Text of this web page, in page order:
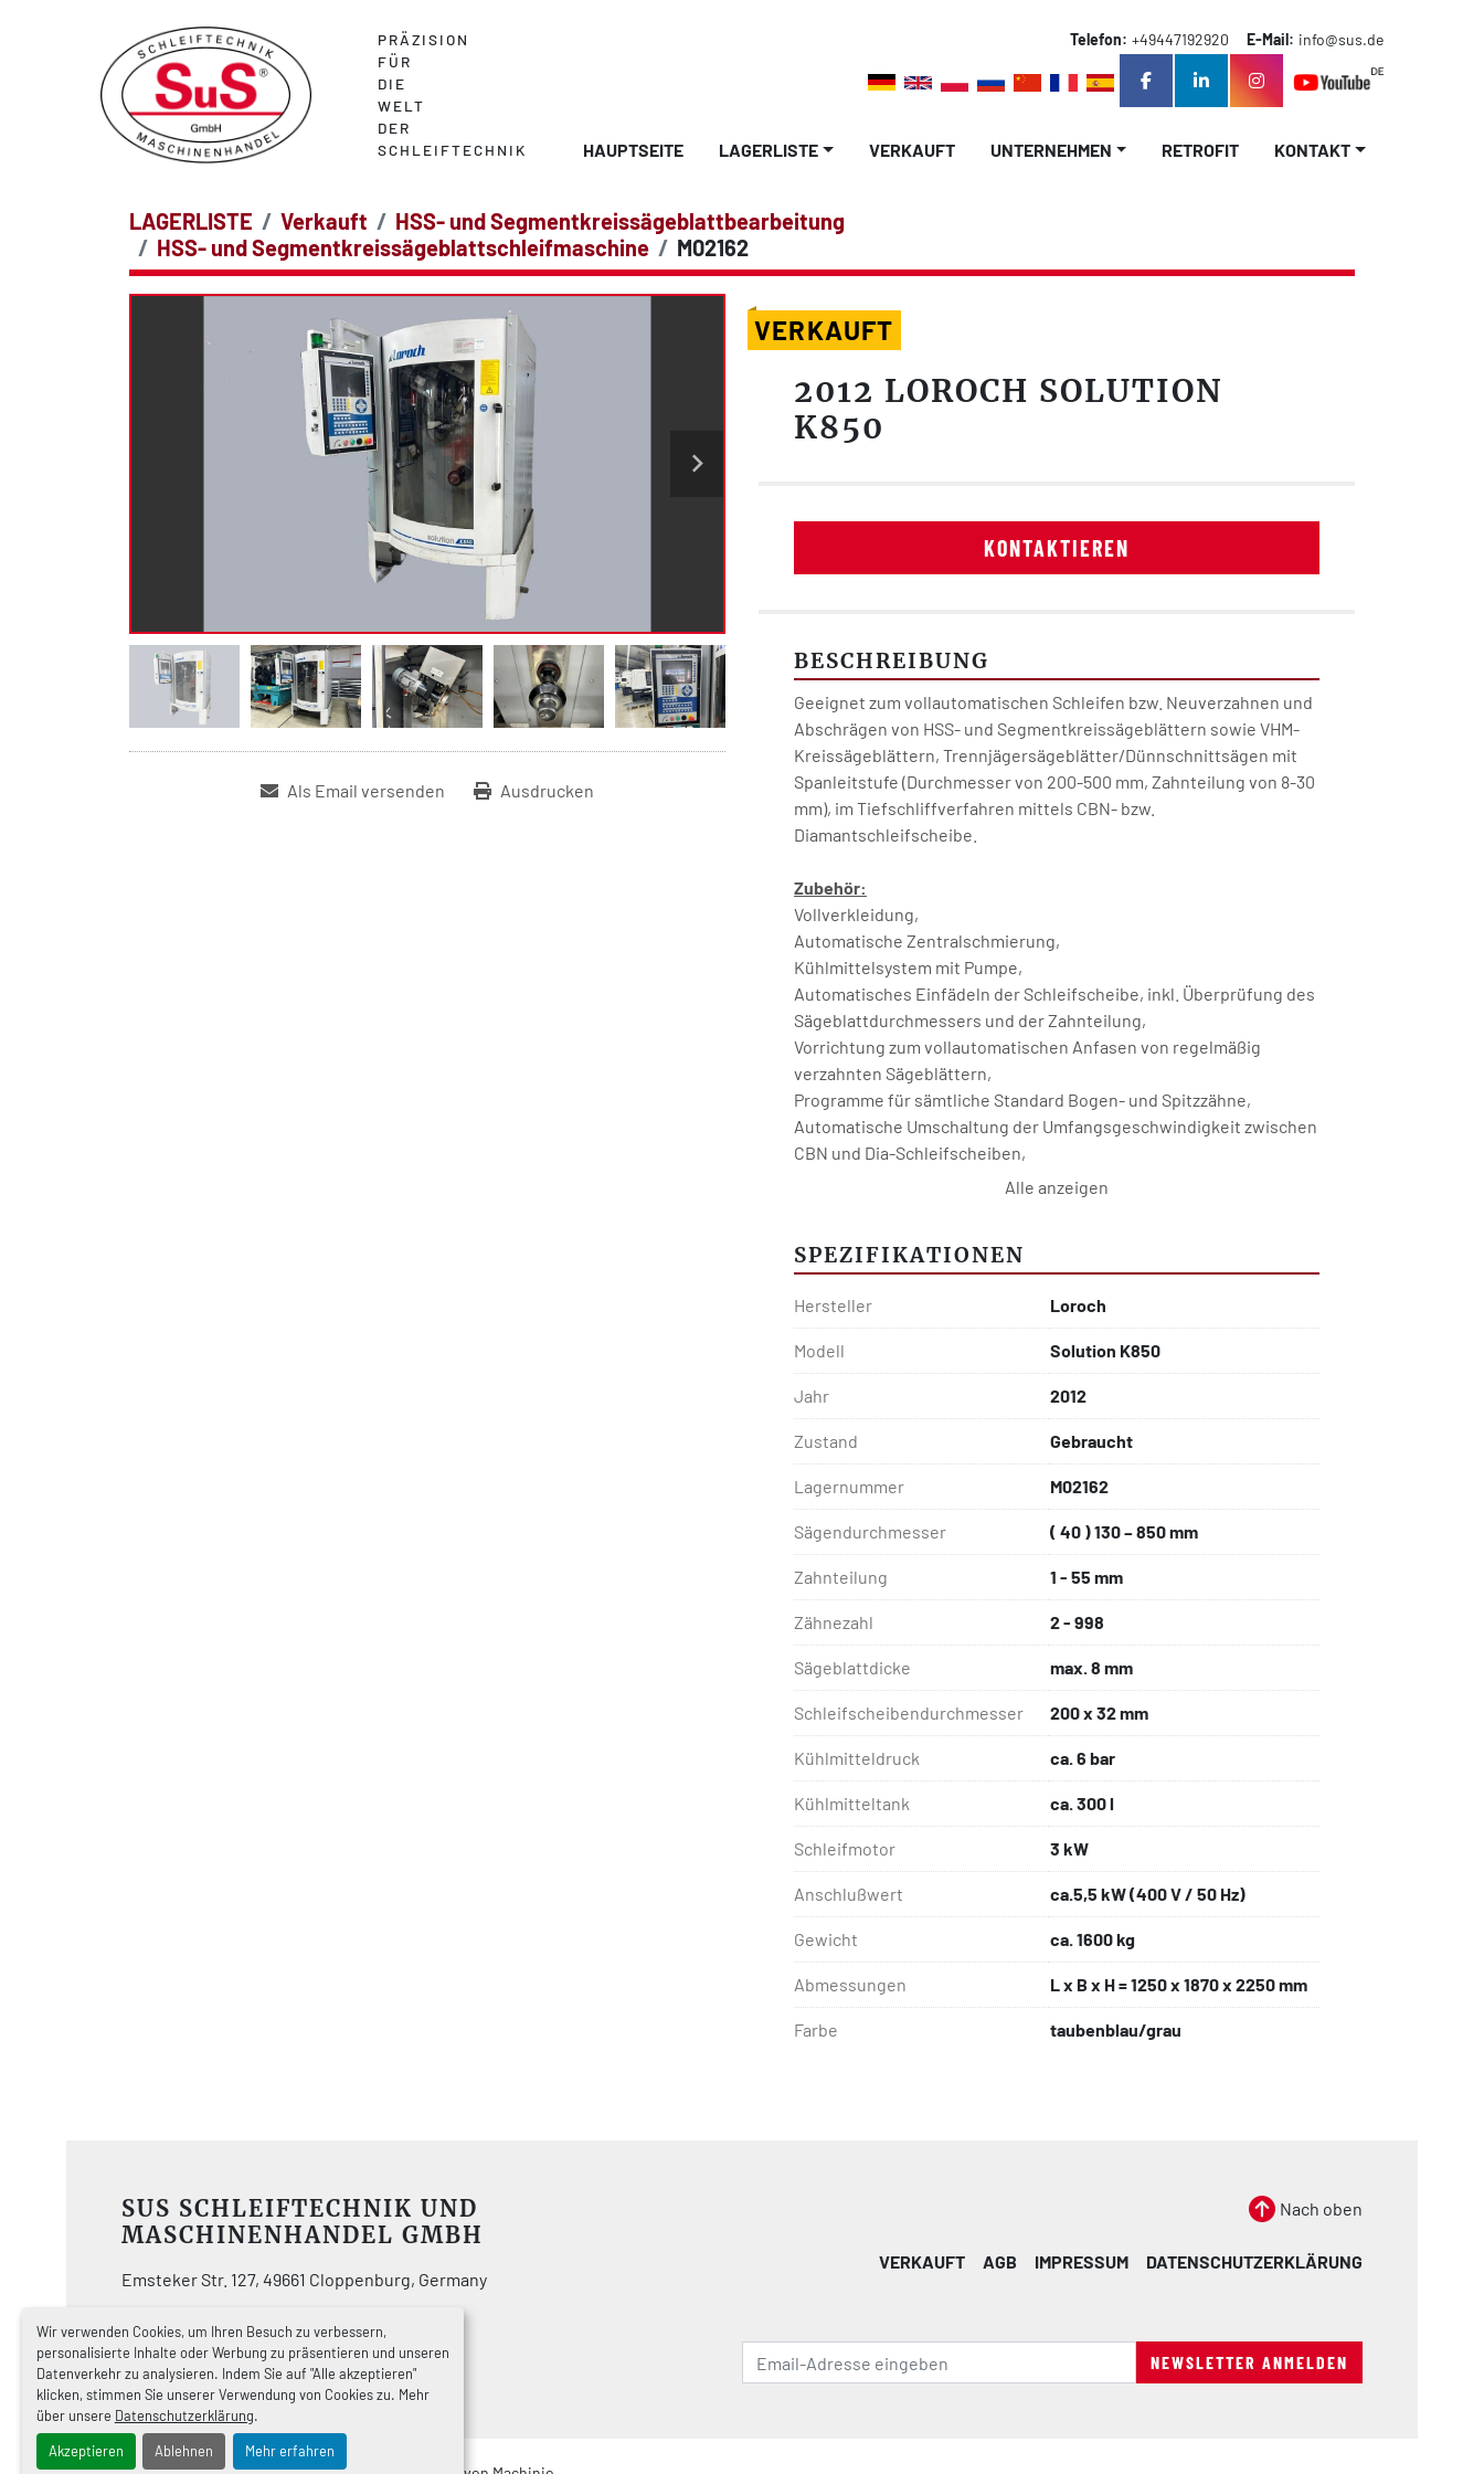
Wir verwenden Cookies, um Ihren Besuch zu verbessern,
personalisierte Inhalte oder Werbung zu präsentieren und unseren
Datenverkehr zu analysieren. Indem Sie auf "Alle akzeptieren"
klicken, stimmen Sie unserer Verwendung von Cookies zu. Mehr
über unsere Datenschutzerklärung.
Akzeptieren Ablehnen Mehr erfahren
PRÄZISION
FÜR
DIE
WELT
DER
SCHLEIFTECHNIK
Telefon: +49447192920 E-Mail: info@sus.de
facebooklinkedininstagram
HAUPTSEITE LAGERLISTE VERKAUFT UNTERNEHMEN RETROFIT KONTAKT
LAGERLISTE Verkauft
HSS- und Segmentkreissägeblattbearbeitung
HSS- und Segmentkreissägeblattschleifmaschine
M02162
Als Email versenden Ausdrucken
VERKAUFT
2012 LOROCH SOLUTION
K850
KONTAKTIEREN
BESCHREIBUNG
Geeignet zum vollautomatischen Schleifen bzw. Neuverzahnen und
Abschrägen von HSS- und Segmentkreissägeblättern sowie VHM-
Kreissägeblättern, Trennjägersägeblätter/Dünnschnittsägen mit
Spanleitstufe (Durchmesser von 200-500 mm, Zahnteilung von 8-30
mm), im Tiefschliffverfahren mittels CBN- bzw.
Diamantschleifscheibe.
Zubehör:
Vollverkleidung,
Automatische Zentralschmierung,
Kühlmittelsystem mit Pumpe,
Automatisches Einfädeln der Schleifscheibe, inkl. Überprüfung des
Sägeblattdurchmessers und der Zahnteilung,
Vorrichtung zum vollautomatischen Anfasen von regelmäßig
verzahnten Sägeblättern,
Programme für sämtliche Standard Bogen- und Spitzzähne,
Automatische Umschaltung der Umfangsgeschwindigkeit zwischen
CBN und Dia-Schleifscheiben,
Integriertes Modem zur Ferndiagnose und -wartung sowie Online-
1 Sägeblattaufnahme F1730 zum Schleifen von Sägeblättern ab 130
Alle anzeigen
SPEZIFIKATIONEN
Hersteller Loroch
Modell Solution K850
Jahr 2012
Zustand Gebraucht
Lagernummer M02162
Sägendurchmesser ( 40 ) 130 – 850 mm
Zahnteilung 1 - 55 mm
Zähnezahl 2 - 998
Sägeblattdicke max. 8 mm
Schleifscheibendurchmesser 200 x 32 mm
Kühlmitteldruck ca. 6 bar
Kühlmitteltank ca. 300 l
Schleifmotor 3 kW
Anschlußwert ca.5,5 kW (400 V / 50 Hz)
Gewicht ca. 1600 kg
Abmessungen L x B x H = 1250 x 1870 x 2250 mm
Farbe taubenblau/grau
SUS SCHLEIFTECHNIK UND
MASCHINENHANDEL GMBH
Emsteker Str. 127, 49661 Cloppenburg, Germany
Telefon: +49447192920
E-Mail: info@sus.de
Nach oben
VERKAUFT AGB IMPRESSUM DATENSCHUTZERKLÄRUNG
NEWSLETTER ANMELDEN